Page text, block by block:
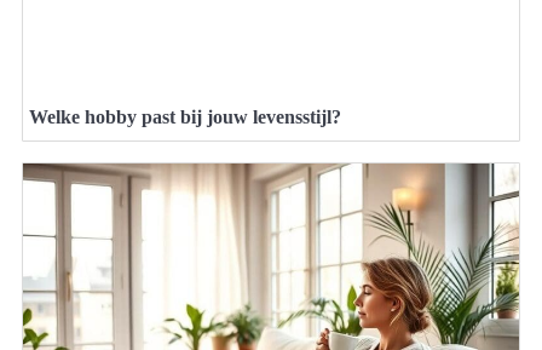
Welke hobby past bij jouw levensstijl?